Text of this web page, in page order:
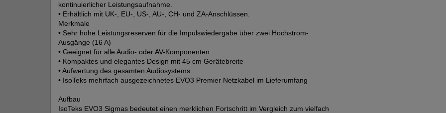
kontinuierlicher Leistungsaufnahme.
• Erhältlich mit UK-, EU-, US-, AU-, CH- und ZA-Anschlüssen.
Merkmale
• Sehr hohe Leistungsreserven für die Impulswiedergabe über zwei Hochstrom-
Ausgänge (16 A)
• Geeignet für alle Audio- oder AV-Komponenten
• Kompaktes und elegantes Design mit 45 cm Gerätebreite
• Aufwertung des gesamten Audiosystems
• IsoTeks mehrfach ausgezeichnetes EVO3 Premier Netzkabel im Lieferumfang
Aufbau
IsoTeks EVO3 Sigmas bedeutet einen merklichen Fortschritt im Vergleich zum vielfach